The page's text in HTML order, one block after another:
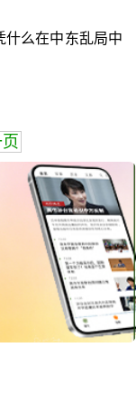
什么在中东乱局中